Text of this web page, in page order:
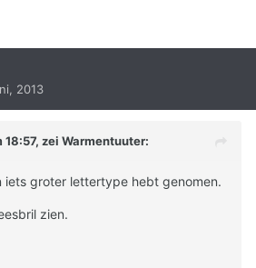
2013
18:57, zei Warmentuuter:
iets groter lettertype hebt genomen.
zien.